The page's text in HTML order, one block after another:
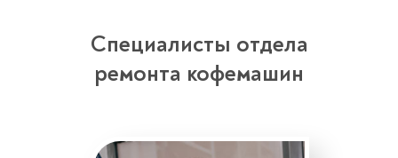
Специалисты отдела
ремонта кофемашин